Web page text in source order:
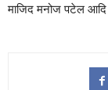
माजिद मनोज पटेल